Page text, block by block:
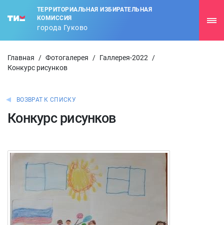
ТЕРРИТОРИАЛЬНАЯ ИЗБИРАТЕЛЬНАЯ
КОМИССИЯ
города Гуково
Главная / Фотогалерея / Галлерея-2022
/
Конкурс рисунков
ВОЗВРАТ К СПИСКУ
Конкурс рисунков